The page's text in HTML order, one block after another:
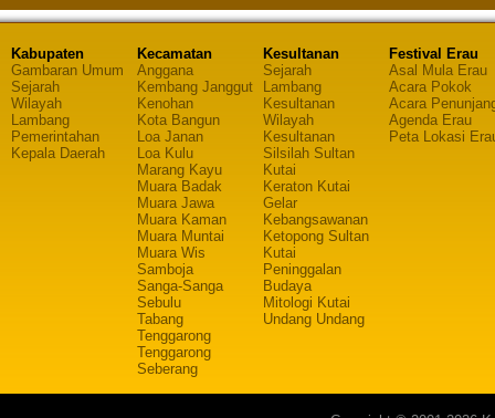
Kabupaten
Gambaran Umum
Sejarah
Wilayah
Lambang
Pemerintahan
Kepala Daerah
Kecamatan
Anggana
Kembang Janggut
Kenohan
Kota Bangun
Loa Janan
Loa Kulu
Marang Kayu
Muara Badak
Muara Jawa
Muara Kaman
Muara Muntai
Muara Wis
Samboja
Sanga-Sanga
Sebulu
Tabang
Tenggarong
Tenggarong
Seberang
Kesultanan
Sejarah
Lambang
Kesultanan
Wilayah
Kesultanan
Silsilah Sultan
Kutai
Keraton Kutai
Gelar
Kebangsawanan
Ketopong Sultan
Kutai
Peninggalan
Budaya
Mitologi Kutai
Undang Undang
Festival Erau
Asal Mula Erau
Acara Pokok
Acara
Agenda Erau
Peta Lokasi